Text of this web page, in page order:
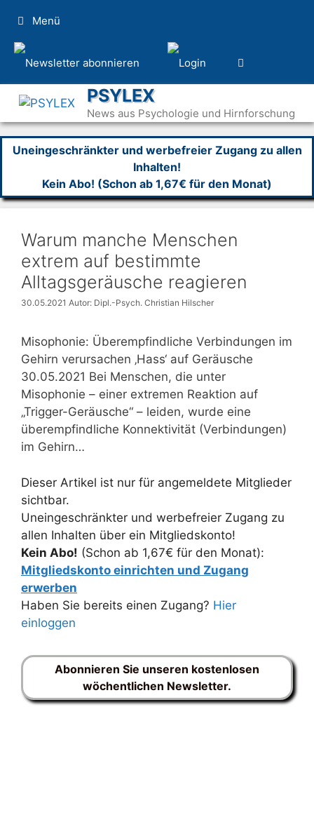
Inhalt
springen
Menü
PSYLEX
News aus Psychologie und Hirnforschung
Uneingeschränkter und werbefreier Zugang zu allen
Inhalten!
Kein Abo! (Schon ab 1,67€ für den Monat)
Warum manche Menschen
extrem auf bestimmte
Alltagsgeräusche reagieren
30.05.2021 Autor: Dipl.-Psych. Christian Hilscher
Misophonie: Überempfindliche Verbindungen im
Gehirn verursachen ‚Hass‘ auf Geräusche
30.05.2021 Bei Menschen, die unter
Misophonie – einer extremen Reaktion auf
„Trigger-Geräusche“ – leiden, wurde eine
überempfindliche Konnektivität (Verbindungen)
im Gehirn…
Dieser Artikel ist nur für angemeldete Mitglieder
sichtbar.
Uneingeschränkter und werbefreier Zugang zu
allen Inhalten über ein Mitgliedskonto!
Kein Abo! (Schon ab 1,67€ für den Monat):
Mitgliedskonto einrichten und Zugang
erwerben
Haben Sie bereits einen Zugang? Hier
einloggen
Abonnieren Sie unseren kostenlosen
wöchentlichen Newsletter.